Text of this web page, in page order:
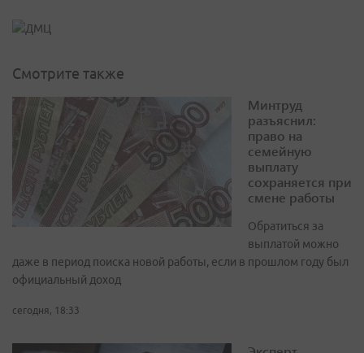
Смотрите также
Минтруд
разъяснил:
право на
семейную
выплату
сохраняется при
смене работы
Обратиться за
выплатой можно
даже в период поиска новой работы, если в прошлом году был
официальный доход
сегодня, 18:33